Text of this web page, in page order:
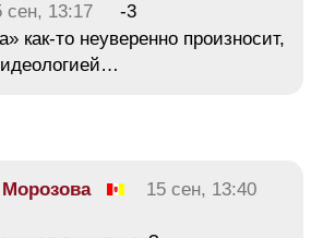
сен, 13:17
-3
как-то неуверенно произносит,
15 сен, 13:40